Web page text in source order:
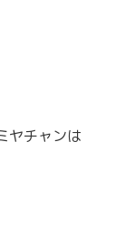
ヤチャンは